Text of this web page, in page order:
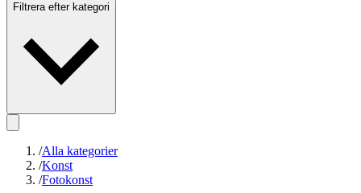
Filtrera efter kategori
/Alla kategorier
/Konst
/Fotokonst